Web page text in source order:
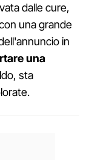
dalle cure,
una grande
in
una
sta